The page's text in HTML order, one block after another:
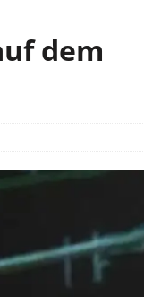
dem